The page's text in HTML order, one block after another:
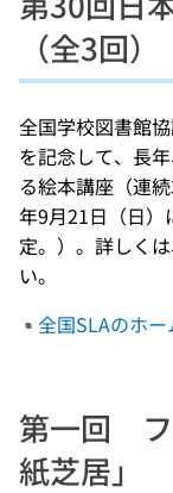
（全3回）
全国学校図書館
を記念して、長
る絵本講座（連
年9月21日（日）
定。）。詳しく
い。
全国SLAのホ
第一回 フ
紙芝居」